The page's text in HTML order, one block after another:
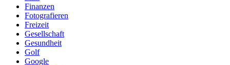
Finanzen
Fotografieren
Freizeit
Gesellschaft
Gesundheit
Golf
Google